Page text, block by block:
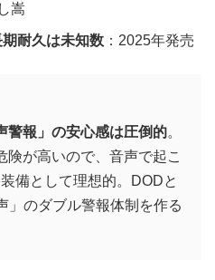
嵩
耐久は未知数 ：2025年発売
警報」の安心感は圧倒的。
険が高いので、音声で起こ
備として理想的。DODと
」のダブル警報体制を作る